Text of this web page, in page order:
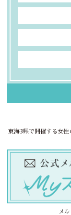
東海3県で開催する女性
メ